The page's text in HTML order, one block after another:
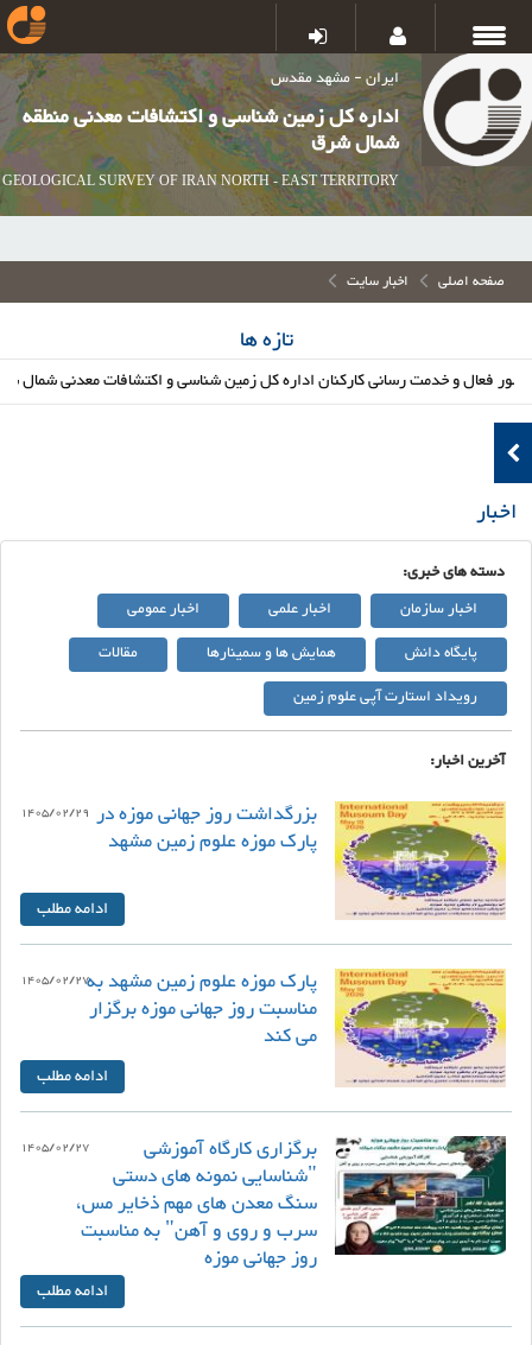
ایران - مشهد مقدس
اداره کل زمین شناسی و اکتشافات معدنی منطقه
شمال شرق
GEOLOGICAL SURVEY OF IRAN NORTH - EAST TERRITORY
صفحه اصلی اخبار سایت
تازه ها
و خدمت رسانی کارکنان اداره کل زمین شناسی و اکتشافات معدنی شمال شرق
اخبار
دسته های خبری:
اخبار سازمان
اخبار علمی
اخبار عمومی
پایگاه دانش
همایش ها و سمینارها
مقالات
رویداد استارت آپی علوم زمین
آخرین اخبار:
بزرگداشت روز جهانی موزه در
پارک موزه علوم زمین مشهد
ادامه مطلب
1405/02/29
پارک موزه علوم زمین مشهد به
مناسبت روز جهانی موزه برگزار
می کند
ادامه مطلب
1405/02/27
برگزاری کارگاه آموزشی
"شناسایی نمونه های دستی
سنگ معدن های مهم ذخایر مس،
سرب و روی و آهن" به مناسبت
روز جهانی موزه
ادامه مطلب
1405/02/27